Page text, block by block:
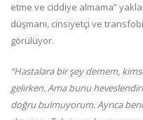
etme ve ciddiye almama”
düşmanı, cinsiyetçi ve
görülüyor.
“Hastalara bir şey demem,
gelirken. Ama bunu
doğru bulmuyorum. Ayrıca